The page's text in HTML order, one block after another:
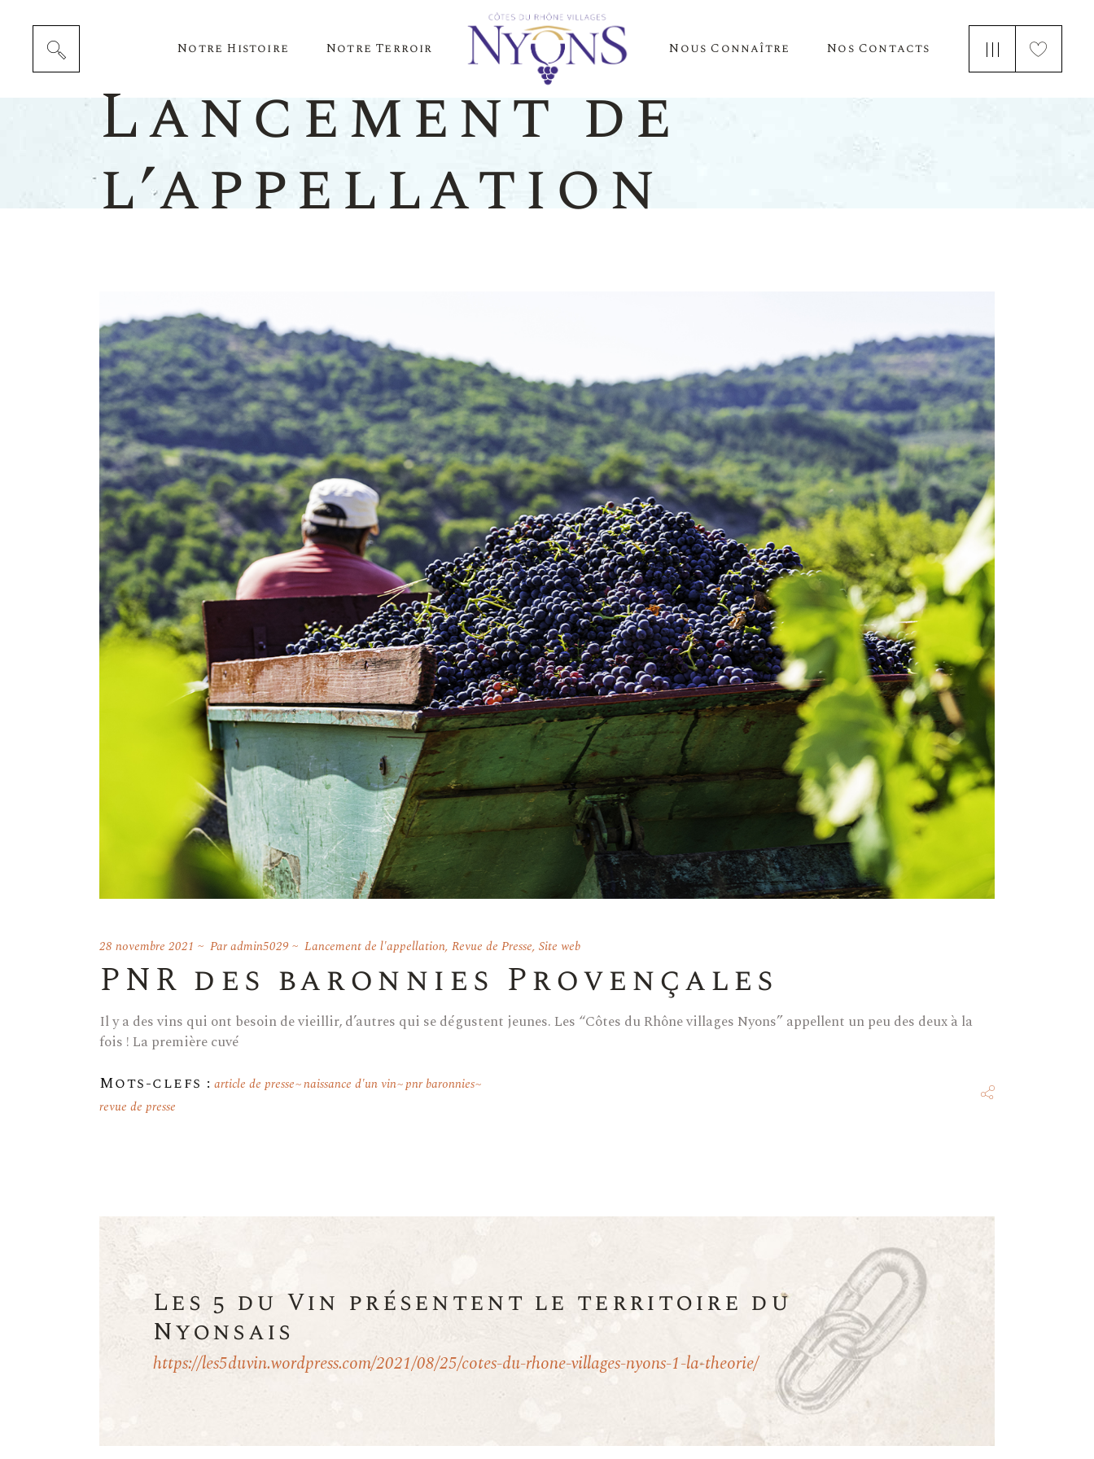
Notre Histoire Notre Terroir Nous Connaître Nos Contacts
Cépages Et Saveurs
La Presse Parle De Nous
Lancement de
l’appellation
28 novembre 2021 Paradmin5029 Lancement de l'appellation, Revue de Presse, Site web
PNR des baronnies Provençales
Il y a des vins qui ont besoin de vieillir, d’autres qui se dégustent jeunes. Les “Côtes du Rhône villages Nyons” appellent un peu des deux à la
fois ! La première cuvé
Mots-clefs : article de presse naissance d'un vin pnr baronnies
revue de presse
Les 5 du Vin présentent le territoire du
Nyonsais
https://les5duvin.wordpress.com/2021/08/25/cotes-du-rhone-villages-nyons-1-la-theorie/